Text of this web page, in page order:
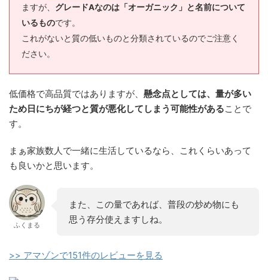
ますが、 グレードAなのは「オーガニック」と名前について
いるものです。
これがないと質の低いものと分類されているのでご注意く
ださい。
低価格で高品質ではありますが、 懸念点としては、量が多い
ため日にちが経つと質が悪化してしまう可能性があることで
す。
まぁ家族数人で一緒に生活しているなら、これくらいあって
も良いかと思います。
ふくまる
また、この量であれば、普段の炒め物にも
思う存分使えますしね。
>> アマゾンで151件のレビューを見る